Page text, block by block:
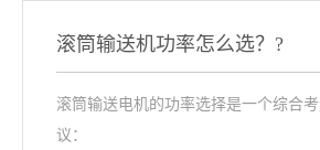
滚筒输送机功率怎么选？?
滚筒输送电机的功率选择是一个综合
议：